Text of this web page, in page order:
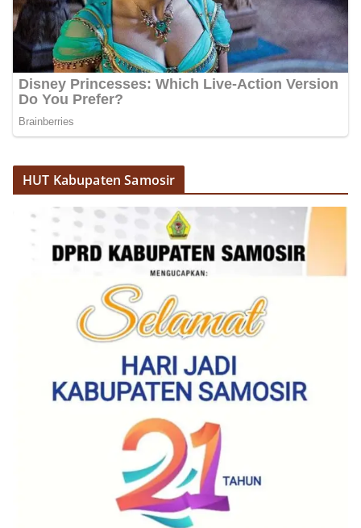
kemerdekaan,” ujar Aiptu Muliyadi Suraukur saat
berdialog dengan warga.‎‎Ia juga menambahkan
agar warga memperhatikan kondisi bendera yang
akan dikibarkan, memastikan bendera dalam
keadaan bersih, tidak sobek, dan layak untuk
dikibarkan sebagai simbol kehormatan
warning) guna mengantisipasi potensi gangguan
keamanan dan ketertiban masyarakat
(Kamtibmas) di lingkungan tempat tinggal warga.
Melalui interaksi langsung tersebut,
Bhabinkamtibmas dapat menghimpun informasi
awal terkait situasi sosial, potensi kerawanan,
maupun hal-hal yang dapat mengganggu
kondusivitas wilayah, khususnya menjelang
perayaan HUT Kemerdekaan RI yang biasanya
diwarnai dengan berbagai kegiatan dan
keramaian warga.‎‎Dengan adanya deteksi dini ini,
diharapkan potensi gangguan keamanan dapat
diantisipasi sejak awal sehingga situasi di
Kelurahan Sunggal tetap terjaga aman, tertib,
dan kondusif hingga puncak perayaan HUT
Kemerdekaan RI berlangsung.‎‎Wujud Kedekatan
Polri dengan Masyarakat‎Kegiatan sambang Door
to Door System ini merupakan salah satu bentuk
implementasi program Polri Presisi yang
mengedepankan kehadiran dan kedekatan
personel Kepolisian dengan masyarakat. Melalui
kegiatan semacam ini, Bhabinkamtibmas tidak
hanya berperan sebagai penyampai informasi
HUT Kabupaten Samosir